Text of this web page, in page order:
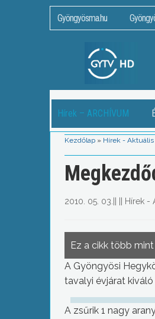
Gyöngyösma.hu
Hírek – ARCHÍVUM
Kezdőlap » Hírek - Aktuális
2010. 05. 03. Hírek -
Ez a cikk több
A Gyöngyösi
tavalyi évjárat
A zsűrik 1 nagy